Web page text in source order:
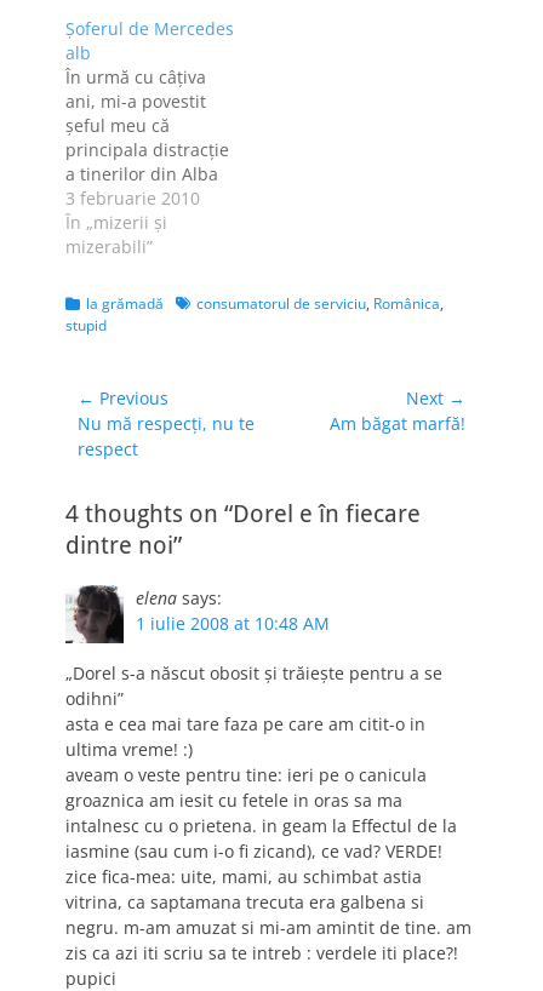
Şoferul de Mercedes
alb
În urmă cu câţiva
ani, mi-a povestit
şeful meu că
principala distracţie
a tinerilor din Alba
Iulia era să vină la
Deva, la McDonald's.
Asta era, petru ei,
timp, în Alba s-a
dechis un mall -
Deva - şi nu…
3 februarie 2010
În „mizerii şi
mizerabili”
Categories
la grămadă Tagsconsumatorul de serviciu, Românica,
stupid
Navigare
în
articole
← Previous
Previous
post:
Nu mă respecţi, nu te
respect
Next →
Am băgat marfă!
4 thoughts on “Dorel e în fiecare
dintre noi”
elena says:
1 iulie 2008 at 10:48 AM
„Dorel s-a născut obosit şi trăieşte pentru a se
odihni”
asta e cea mai tare faza pe care am citit-o in
ultima vreme! :)
aveam o veste pentru tine: ieri pe o canicula
groaznica am iesit cu fetele in oras sa ma
intalnesc cu o prietena. in geam la Effectul de la
iasmine (sau cum i-o fi zicand), ce vad? VERDE!
zice fica-mea: uite, mami, au schimbat astia
vitrina, ca saptamana trecuta era galbena si
negru. m-am amuzat si mi-am amintit de tine. am
zis ca azi iti scriu sa te intreb : verdele iti place?!
pupici